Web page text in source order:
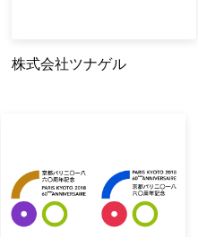
株式会社ツナゲル